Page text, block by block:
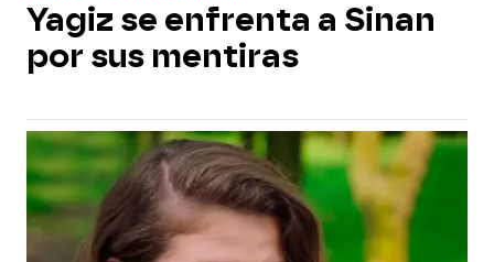
Yagiz se enfrenta a Sinan
por sus mentiras